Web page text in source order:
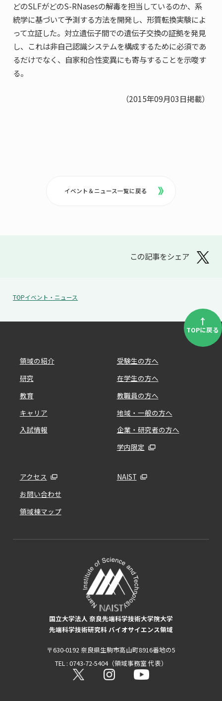
どのSLFがどのS-RNasesの解毒を担当しているのか、系
統学に基づいて予測する方法を開発し、形質転換実験によ
って立証した。対立遺伝子間での遺伝子交換の証拠を発見
し、これは非自己認識システムを構成するために必須であ
るだけでなく、自家和合性変異にも寄与することを示唆す
る。
（2015年09月03日掲載）
イベント＆ニュース一覧に戻る
この記事をシェア
TOPイベント・ニュース
↑
TOPに戻る
領域の紹介
研究
教育
キャリア
入試情報
受験生の方へ
在学生の方へ
教職員の方へ
地域・一般の方へ
企業・研究者の方へ
学内限定
アクセス
お問い合わせ
領域棟マップ
NAIST
国立大学法人 奈良先端科学技術大学院大学
先端科学技術研究科 バイオサイエンス領域
〒630-0192 奈良県生駒市高山町8916番地の5
TEL : 0743-72-5404（領域事務室 代表）